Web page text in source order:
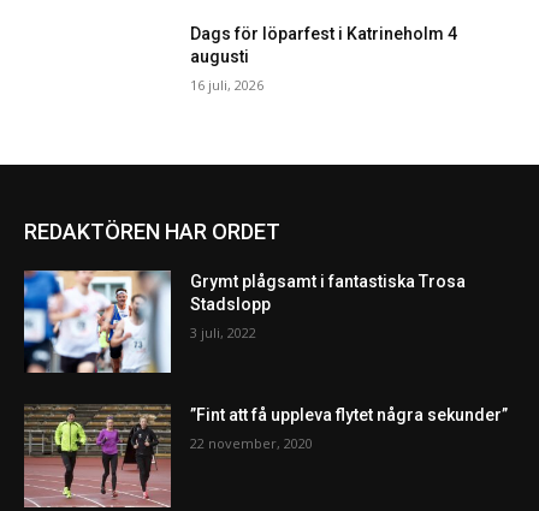
Dags för löparfest i Katrineholm 4
augusti
16 juli, 2026
REDAKTÖREN HAR ORDET
Grymt plågsamt i fantastiska Trosa
Stadslopp
3 juli, 2022
”Fint att få uppleva flytet några sekunder”
22 november, 2020